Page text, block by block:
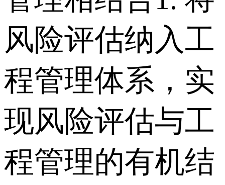
风险评估纳入工
程管理体系，实
现风险评估与工
程管理的有机结